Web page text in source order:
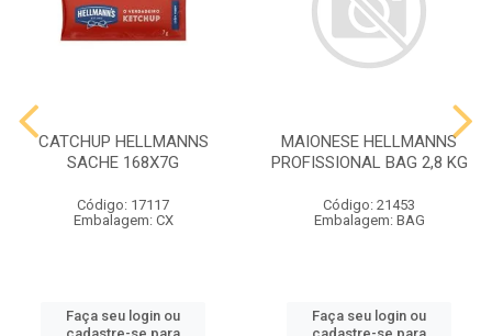
CATCHUP HELLMANNS
SACHE 168X7G
Código: 17117
Embalagem: CX
Faça seu login ou
MAIONESE HELLMANNS
PROFISSIONAL BAG 2,8 KG
Código: 21453
Embalagem: BAG
Faça seu login ou